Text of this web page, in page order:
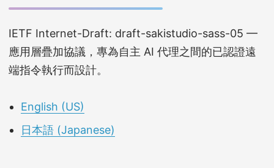
IETF Internet-Draft: draft-sakistudio-sass-05 —
應用層疊加協議，專為自主 AI 代理之間的已認證遠
端指令執行而設計。
English (US)
日本語 (Japanese)